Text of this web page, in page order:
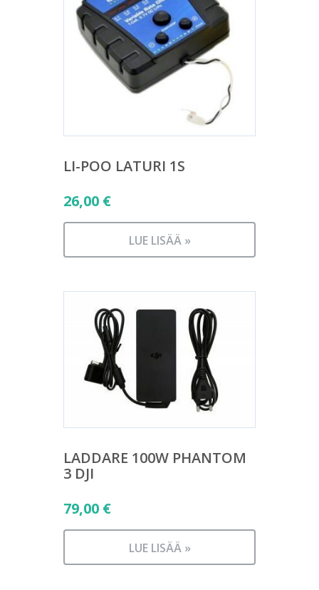
LI-POO LATURI 1S
26,00 €
LUE LISÄÄ »
LADDARE 100W PHANTOM
3 DJI
79,00 €
LUE LISÄÄ »